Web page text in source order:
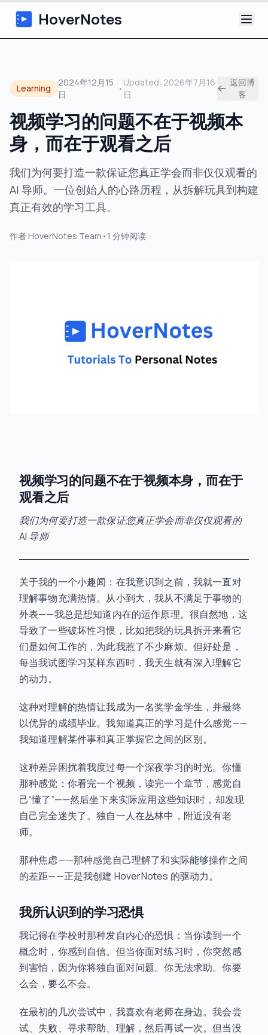
HoverNotes
浏览器扩展
AI 视频笔记
关于
Learning
2024年12月15
日
•
Updated: 2026年7月16
日
返回博
客
视频学习的问题不在于视频本
身，而在于观看之后
我们为何要打造一款保证您真正学会而非仅仅观看的
AI 导师。一位创始人的心路历程，从拆解玩具到构建
真正有效的学习工具。
作者 HoverNotes Team • 1 分钟阅读
视频学习的问题不在于视频本身，而在于
观看之后
我们为何要打造一款保证您真正学会而非仅仅观看的
AI 导师
关于我的一个小趣闻：在我意识到之前，我就一直对
理解事物充满热情。从小到大，我从不满足于事物的
外表——我总是想知道内在的运作原理。很自然地，这
导致了一些破坏性习惯，比如把我的玩具拆开来看它
们是如何工作的，为此我惹了不少麻烦。但好处是，
每当我试图学习某样东西时，我天生就有深入理解它
的动力。
这种对理解的热情让我成为一名奖学金学生，并最终
以优异的成绩毕业。我知道真正的学习是什么感觉——
我知道理解某件事和真正掌握它之间的区别。
这种差异困扰着我度过每一个深夜学习的时光。你懂
那种感觉：你看完一个视频，读完一个章节，感觉自
己“懂了”——然后坐下来实际应用这些知识时，却发现
自己完全迷失了。独自一人在丛林中，附近没有老
师。
那种焦虑——那种感觉自己理解了和实际能够操作之间
的差距——正是我创建 HoverNotes 的驱动力。
我所认识到的学习恐惧
我记得在学校时那种发自内心的恐惧：当你读到一个
概念时，你感到自信。但当你面对练习时，你突然感
到害怕，因为你将独自面对问题。你无法求助。你要
么会，要么不会。
在最初的几次尝试中，我喜欢有老师在身边。我会尝
试、失败、寻求帮助、理解，然后再试一次。但当没